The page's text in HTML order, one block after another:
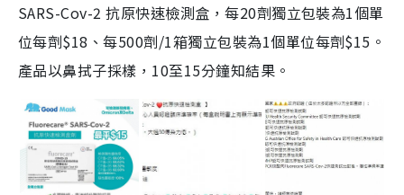
SARS-Cov-2 抗原快速檢測盒，每20劑獨立包裝為1個單
位每劑$18、每500劑/1箱獨立包裝為1個單位每劑$15。
產品以鼻拭子採樣，10至15分鐘知結果。